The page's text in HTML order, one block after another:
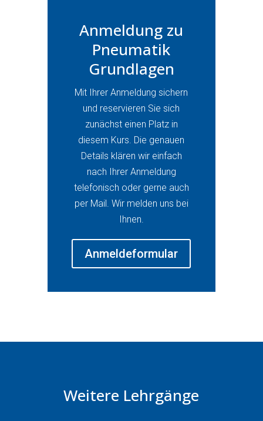
Anmeldung zu
Pneumatik
Grundlagen
Mit Ihrer Anmeldung sichern
und reservieren Sie sich
zunächst einen Platz in
diesem Kurs. Die genauen
Details klären wir einfach
nach Ihrer Anmeldung
telefonisch oder gerne auch
per Mail. Wir melden uns bei
Ihnen.
Anmeldeformular
Weitere Lehrgänge